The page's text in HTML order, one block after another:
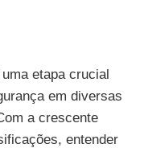
etapa crucial
em diversas
a crescente
entender